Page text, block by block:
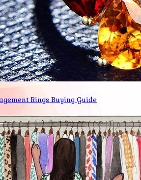
Rings Buying Guide